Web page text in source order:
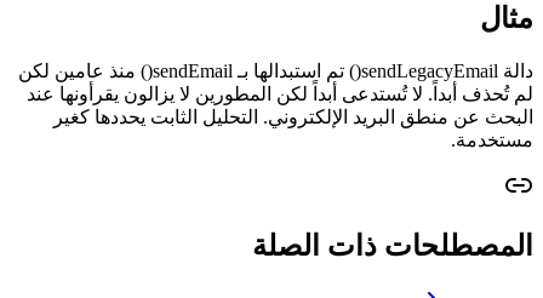
مثال
دالة sendLegacyEmail() تم استبدالها بـ sendEmail() منذ عامين لكن
لم تُحذف أبداً. لا تُستدعى أبداً لكن المطورين لا يزالون يقرأونها عند
البحث عن منطق البريد الإلكتروني. التحليل الثابت يحددها كغير
مستخدمة.
المصطلحات ذات الصلة